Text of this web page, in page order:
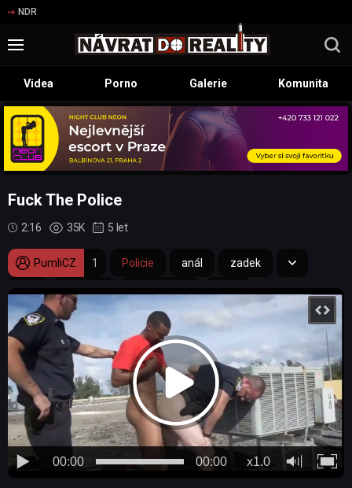
NDR
Videa Porno Galerie Komunita
Fuck The Police
2:16 35K 5 let
PumliCZ 1 Policie anál zadek
sex černoch pornoherec BLM
00:00 x1.0
00:00